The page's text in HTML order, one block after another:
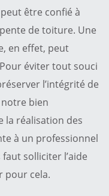
être confié à
de toiture. Une
en effet, peut
éviter tout souci
l’intégrité de
bien
la réalisation des
à un professionnel
solliciter l’aide
pour cela.